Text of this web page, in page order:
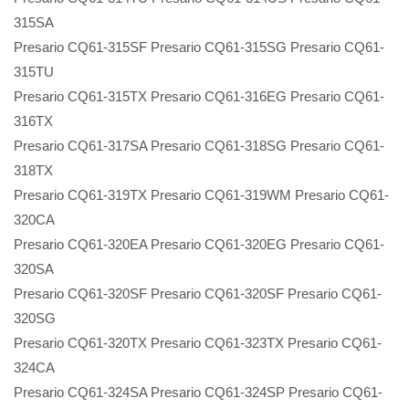
315SA
Presario CQ61-315SF Presario CQ61-315SG Presario CQ61-
315TU
Presario CQ61-315TX Presario CQ61-316EG Presario CQ61-
316TX
Presario CQ61-317SA Presario CQ61-318SG Presario CQ61-
318TX
Presario CQ61-319TX Presario CQ61-319WM Presario CQ61-
320CA
Presario CQ61-320EA Presario CQ61-320EG Presario CQ61-
320SA
Presario CQ61-320SF Presario CQ61-320SF Presario CQ61-
320SG
Presario CQ61-320TX Presario CQ61-323TX Presario CQ61-
324CA
Presario CQ61-324SA Presario CQ61-324SP Presario CQ61-